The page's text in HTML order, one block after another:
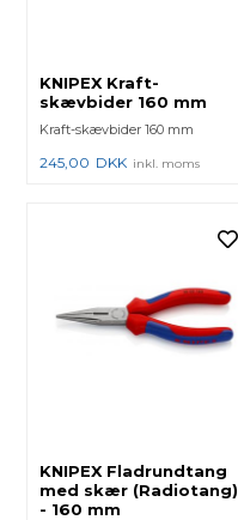
KNIPEX Kraft-
skævbider 160 mm
Kraft-skævbider 160 mm
245,00 DKK inkl. moms
KNIPEX Fladrundtang
med skær (Radiotang)
- 160 mm